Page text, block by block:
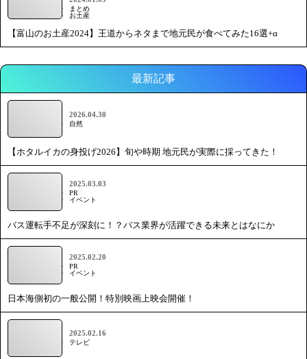
まとめ
お土産
【富山のお土産2024】王道からネタまで地元民が食べてみた16選+α
最新記事
2026.04.30
自然
【ホタルイカの身投げ2026】旬や時期 地元民が実際に採ってきた！
2025.03.03
PR
イベント
バス運転手不足が深刻に！？バス業界が活躍できる未来とはなにか
2025.02.20
PR
イベント
日本海側初の一般公開！特別映画上映会開催！
2025.02.16
テレビ